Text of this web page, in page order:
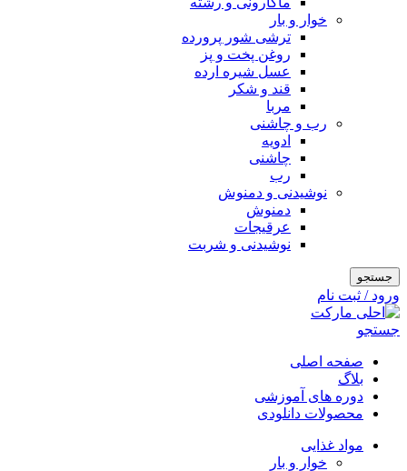
خوار و بار
ترشی شور پرورده
روغن پخت و پز
عسل شیره ارده
قند و شکر
مربا
رب و چاشنی
ادویه
چاشنی
رب
نوشیدنی و دمنوش
دمنوش
عرقیجات
نوشیدنی و شربت
جستجو
ورود / ثبت نام
جستجو
صفحه اصلی
بلاگ
دوره های آموزشی
محصولات دانلودی
مواد غذایی
خوار و بار